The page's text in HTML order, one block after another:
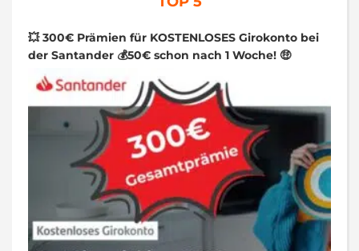
💥 300€ Prämien für KOSTENLOSES Girokonto bei
der Santander 💰50€ schon nach 1 Woche! 🤑